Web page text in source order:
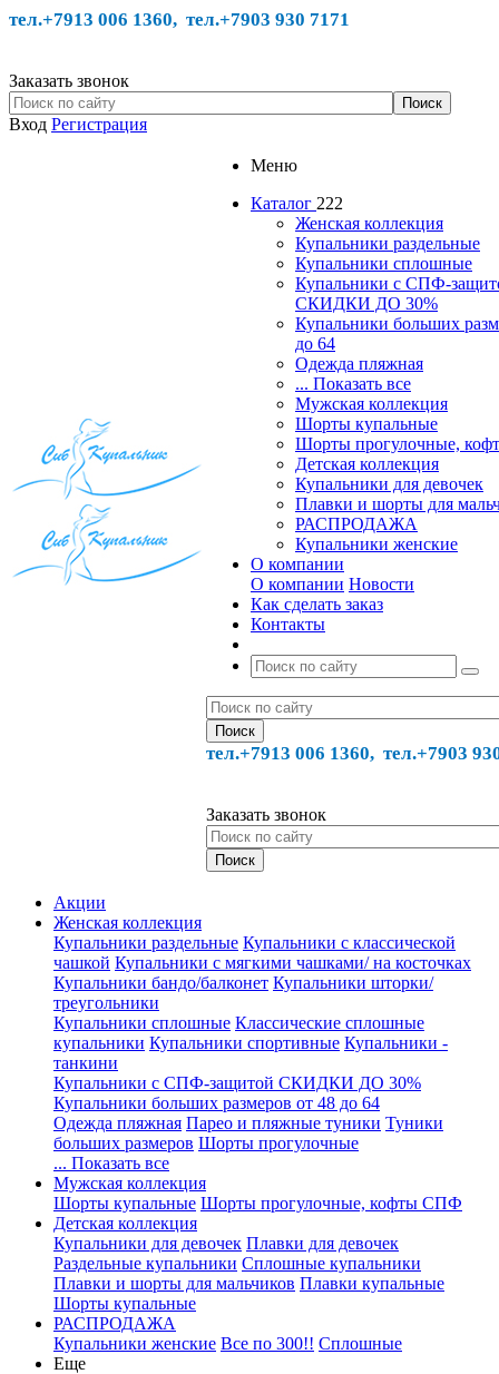
тел.+7913 006 1360, тел.+7903 930 7171
Заказать звонок
Вход Регистрация
Меню
Каталог 222
Женская коллекция
Купальники раздельные
Купальники сплошные
Купальники с СПФ-
СКИДКИ ДО 30%
Купальники больших
до 64
Одежда пляжная
... Показать все
Мужская коллекция
Шорты купальные
Шорты прогулочные,
Детская коллекция
Купальники для девочек
Плавки и шорты для
РАСПРОДАЖА
Купальники женские
О компании
О компании Новости
Как сделать заказ
Контакты
тел.+7913 006 1360, тел.+7903
Заказать звонок
Акции
Женская коллекция
Купальники раздельные Купальники с классической
чашкой Купальники с мягкими чашками/ на косточках
Купальники бандо/балконет Купальники шторки/
треугольники
Купальники сплошные Классические сплошные
купальники Купальники спортивные Купальники -
танкини
Купальники с СПФ-защитой СКИДКИ ДО 30%
Купальники больших размеров от 48 до 64
Одежда пляжная Парео и пляжные туники Туники
больших размеров Шорты прогулочные
... Показать все
Мужская коллекция
Шорты купальные Шорты прогулочные, кофты СПФ
Детская коллекция
Купальники для девочек Плавки для девочек
Раздельные купальники Сплошные купальники
Плавки и шорты для мальчиков Плавки купальные
Шорты купальные
РАСПРОДАЖА
Купальники женские Все по 300!! Сплошные
Еще